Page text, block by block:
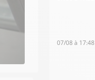
07/08 à 17:48